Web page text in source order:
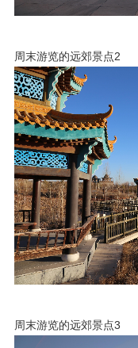
周末游览的远郊景点2
周末游览的远郊景点3